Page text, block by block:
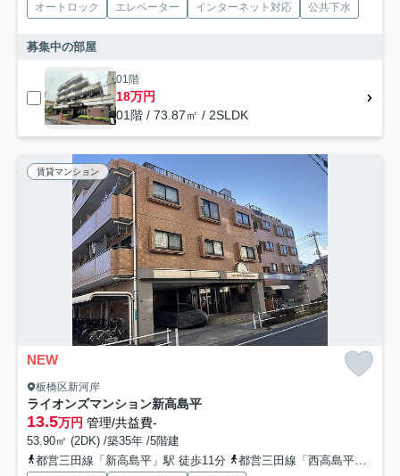
オートロック エレベーター インターネット対応 公共下水
募集中の部屋
01階
18万円
01階 / 73.87㎡ / 2SLDK
賃貸マンション
NEW
板橋区新河岸
ライオンズマンション新高島平
13.5万円 管理/共益費-
53.90㎡ (2DK) /築35年 /5階建
都営三田線「新高島平」駅 徒歩11分
都営三田線「西高島平」駅 徒歩14分